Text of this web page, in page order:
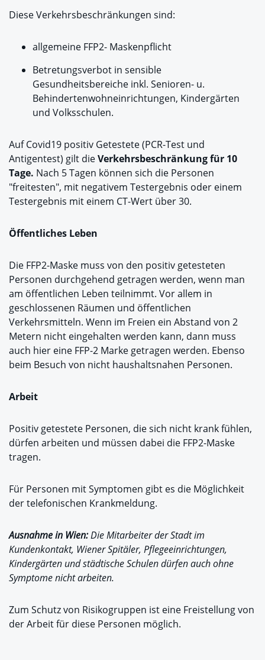
Diese Verkehrsbeschränkungen sind:
allgemeine FFP2- Maskenpflicht
Betretungsverbot in sensible
Gesundheitsbereiche inkl. Senioren- u.
Behindertenwohneinrichtungen, Kindergärten
und Volksschulen.
Auf Covid19 positiv Getestete (PCR-Test und
Antigentest) gilt dieVerkehrsbeschränkung für 10
Tage. Nach 5 Tagen können sich die Personen
"freitesten", mit negativem Testergebnis oder einem
Testergebnis mit einem CT-Wert über 30.
Öffentliches Leben
Die FFP2-Maske muss von den positiv getesteten
Personen durchgehend getragen werden, wenn man
am öffentlichen Leben teilnimmt. Vor allem in
geschlossenen Räumen und öffentlichen
Verkehrsmitteln. Wenn im Freien ein Abstand von 2
Metern nicht eingehalten werden kann, dann muss
auch hier eine FFP-2 Marke getragen werden. Ebenso
beim Besuch von nicht haushaltsnahen Personen.
Arbeit
Positiv getestete Personen, die sich nicht krank fühlen,
dürfen arbeiten und müssen dabei die FFP2-Maske
tragen.
Für Personen mit Symptomen gibt es die Möglichkeit
der telefonischen Krankmeldung.
Ausnahme in Wien:Die Mitarbeiter der Stadt im
Kundenkontakt, Wiener Spitäler, Pflegeeinrichtungen,
Kindergärten und städtische Schulen dürfen auch ohne
Symptome nicht arbeiten.
Zum Schutz von Risikogruppen ist eine Freistellung von
der Arbeit für diese Personen möglich.